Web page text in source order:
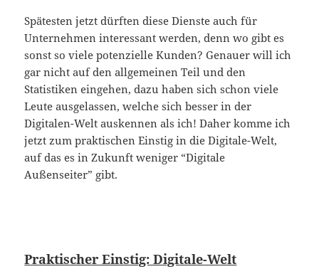
Spätesten jetzt dürften diese Dienste auch für
Unternehmen interessant werden, denn wo gibt es
sonst so viele potenzielle Kunden? Genauer will ich
gar nicht auf den allgemeinen Teil und den
Statistiken eingehen, dazu haben sich schon viele
Leute ausgelassen, welche sich besser in der
Digitalen-Welt auskennen als ich! Daher komme ich
jetzt zum praktischen Einstig in die Digitale-Welt,
auf das es in Zukunft weniger “Digitale
Außenseiter” gibt.
Praktischer Einstig: Digitale-Welt